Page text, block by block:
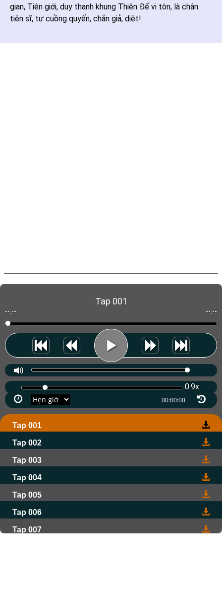
gian, Tiên giới, duy thanh khung Thiên Đế vi tôn, là chân
tiên sĩ, tự cuồng quyến, chắn giả, diệt!
Tap 001
--:-- --:--
0.9x
Tap 001
Tap 002
Tap 003
Tap 004
Tap 005
Tap 006
Tap 007